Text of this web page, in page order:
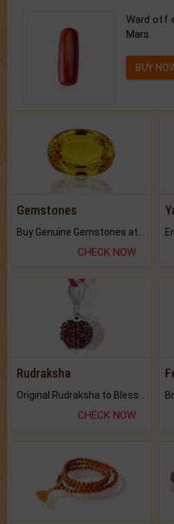
Ward off
Mars.
BUY
Gemstones
CHECK NOW
Rudraksha
CHECK NOW